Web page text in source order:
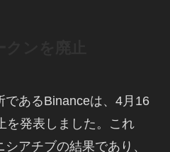
あるBinanceは、4月16
を発表しました。これ
アチブの結果であり、